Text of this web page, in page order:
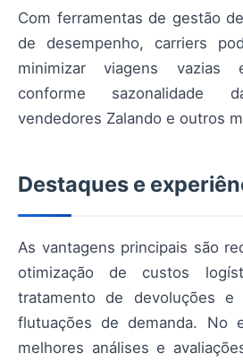
Com ferramentas de gestão
de desempenho, carriers
minimizar viagens vazias
conforme sazonalidade
vendedores Zalando e outros
Destaques e
As vantagens principais são
otimização de custos
tratamento de devoluções e
flutuações de demanda. No
melhores análises e